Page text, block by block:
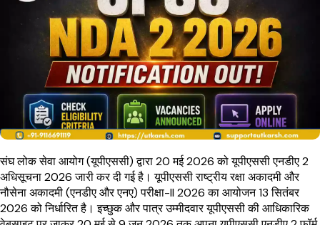
संघ लोक सेवा आयोग (यूपीएससी) द्वारा 20 मई 2026 को यूपीएससी एनडीए 2
अधिसूचना 2026 जारी कर दी गई है। यूपीएससी राष्ट्रीय रक्षा अकादमी और
नौसेना अकादमी (एनडीए और एनए) परीक्षा-II 2026 का आयोजन 13 सितंबर
2026 को निर्धारित है। इच्छुक और पात्र उम्मीदवार यूपीएससी की आधिकारिक